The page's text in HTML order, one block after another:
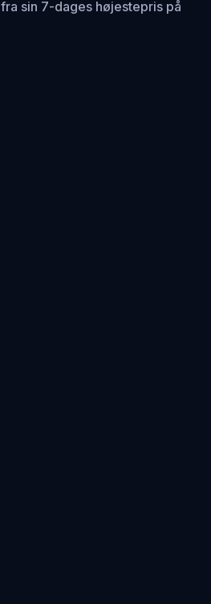
fra sin 7-dages højestepris på